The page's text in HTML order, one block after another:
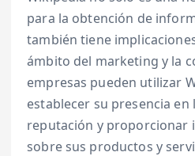
para la obtención de
también tiene
ámbito del marketing y la
empresas pueden utilizar
establecer su presencia en
reputación y proporcionar
sobre sus productos y